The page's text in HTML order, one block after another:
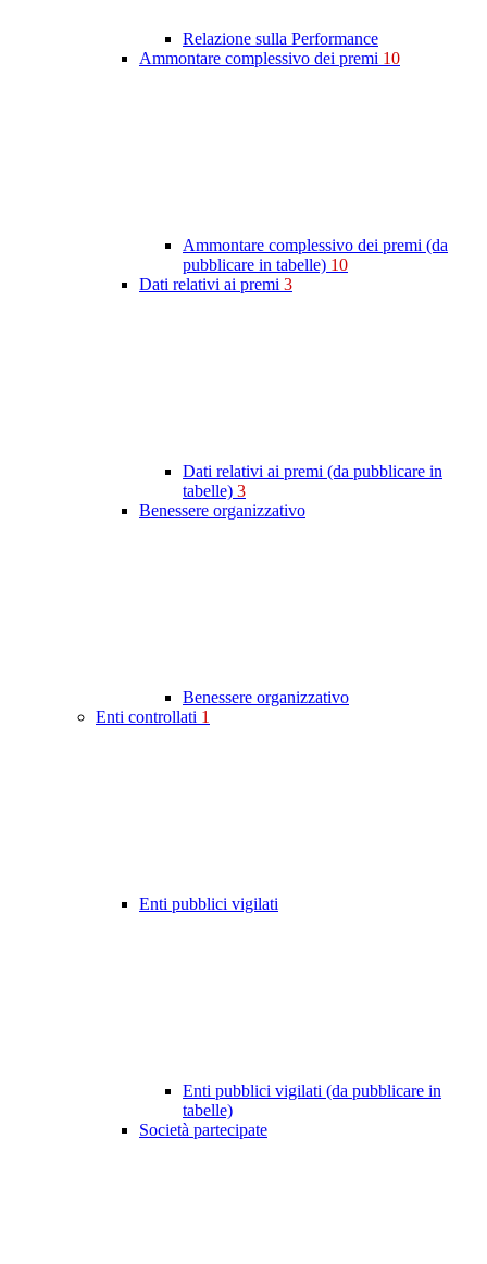
Relazione sulla Performance
Ammontare complessivo dei premi 10
Ammontare complessivo dei premi (da
pubblicare in tabelle) 10
Dati relativi ai premi 3
Dati relativi ai premi (da pubblicare in
tabelle) 3
Benessere organizzativo
Benessere organizzativo
Enti controllati 1
Enti pubblici vigilati
Enti pubblici vigilati (da pubblicare in
tabelle)
Società partecipate